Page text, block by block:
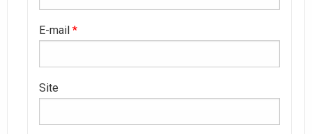
E-mail *
Site